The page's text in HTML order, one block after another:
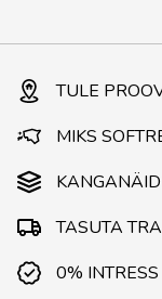
TULE
MIKS
TASUTA
0%